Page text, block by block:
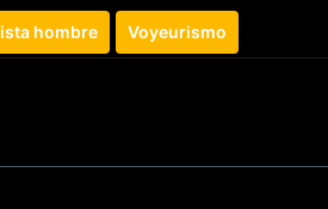
hombre Voyeurismo